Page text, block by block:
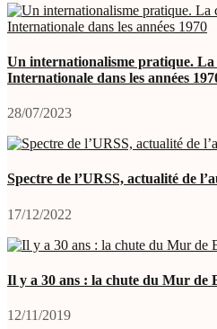
Un internationalisme pratique.
Internationale dans les années
28/07/2023
Spectre de l’URSS, actualité de
17/12/2022
Il y a 30 ans : la chute du Mur de
12/11/2019